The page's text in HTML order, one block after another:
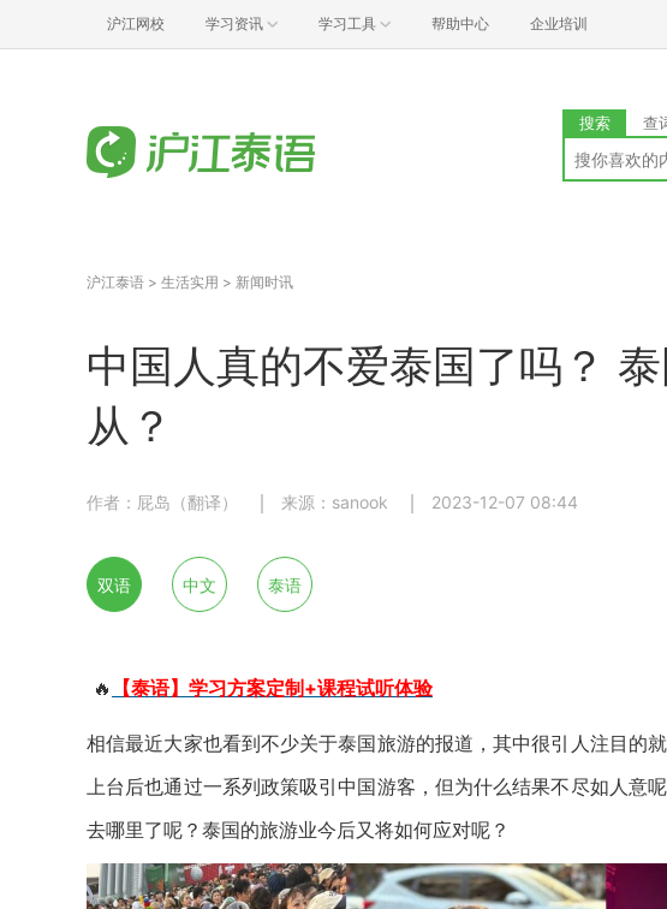
沪江网校 学习资讯 学习工具 帮助中心 企业培训
搜索 查
沪江泰语 > 生活实用 > 新闻时讯
中国人真的不爱泰国了吗？
从？
作者：屁岛（翻译） 来源：sanook 2023-12-07 08:44
双语 中文 泰语
🔥 【泰语】学习方案定制+课程试听体验
相信最近大家也看到不少关于泰国旅游的报道，其中很引人注目的
上台后也通过一系列政策吸引中国游客，但为什么结果不尽如人意
去哪里了呢？泰国的旅游业今后又将如何应对呢？